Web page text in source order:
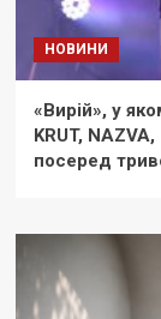
НОВИНИ
«Вирій», у
KRUT,
посеред